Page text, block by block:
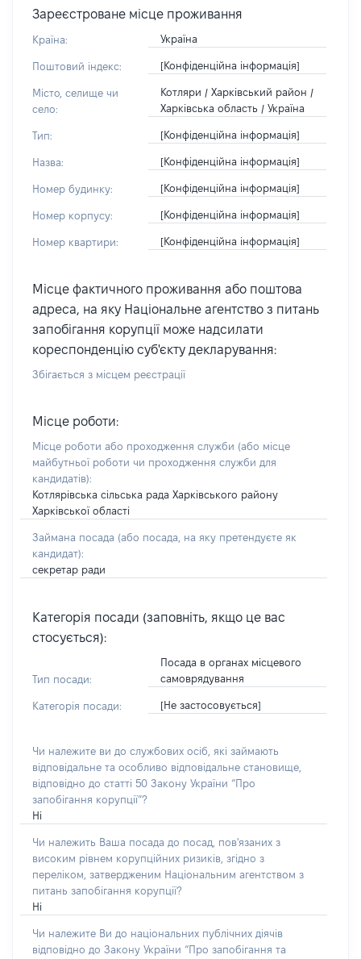
Зареєстроване місце проживання
Країна: Україна
Поштовий індекс: [Конфіденційна інформація]
Місто, селище чи
село:
Котляри / Харківський район /
Харківська область / Україна
Тип: [Конфіденційна інформація]
Назва: [Конфіденційна інформація]
Номер будинку: [Конфіденційна інформація]
Номер корпусу: [Конфіденційна інформація]
Номер квартири: [Конфіденційна інформація]
Місце фактичного проживання або поштова
адреса, на яку Національне агентство з питань
запобігання корупції може надсилати
кореспонденцію суб'єкту декларування:
Збігається з місцем реєстрації
Місце роботи:
Місце роботи або проходження служби (або місце
майбутньої роботи чи проходження служби для
кандидатів):
Котлярівська сільська рада Харківського району
Харківської області
Займана посада (або посада, на яку претендуєте як
кандидат):
секретар ради
Категорія посади (заповніть, якщо це вас
стосується):
Тип посади:
Посада в органах місцевого
самоврядування
Категорія посади: [Не застосовується]
Чи належите ви до службових осіб, які займають
відповідальне та особливо відповідальне становище,
відповідно до статті 50 Закону України “Про
запобігання корупції”?
Ні
Чи належить Ваша посада до посад, пов'язаних з
високим рівнем корупційних ризиків, згідно з
переліком, затвердженим Національним агентством з
питань запобігання корупції?
Ні
Чи належите Ви до національних публічних діячів
відповідно до Закону України “Про запобігання та